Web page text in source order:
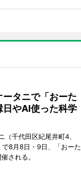
タニで「おーた
やAI使った科学
（千代田区紀尾井町4、
8月8日・9日、「おーた
される。